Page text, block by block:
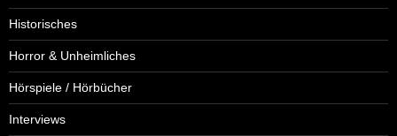
Historisches
Horror & Unheimliches
Hörspiele / Hörbücher
Interviews